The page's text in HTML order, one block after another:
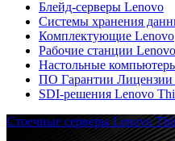
Блейд-серверы Lenovo
Системы хранения
Комплектующие Lenovo
Рабочие станции
Настольные
ПО Гарантии Лицензии
SDI-решения Lenovo
Стоечные серверы Lenovo